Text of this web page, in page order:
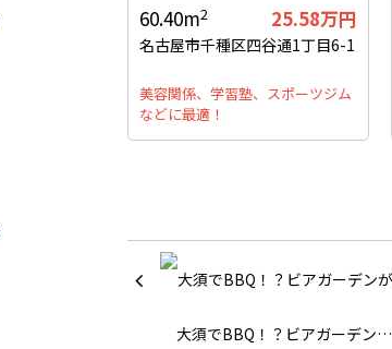
60.40m2 25.58万円
名古屋市千種区四谷通1丁目6-1
美容関係、学習塾、スポーツジム
などに最適！
大須でBBQ！？ビアガーデン…